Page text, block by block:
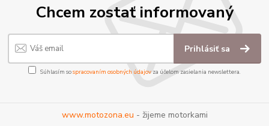
Chcem zostať informovaný
Prihlásiť sa
Súhlasím sospracovaním osobných údajov za účelom zasielania newslettera.
www.motozona.eu - žijeme motorkami